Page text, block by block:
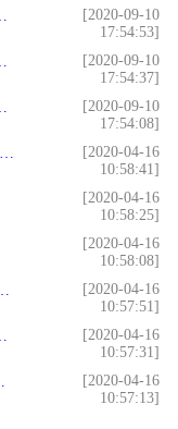
[2020-09-10
17:54:53]
[2020-09-10
17:54:37]
[2020-09-10
17:54:08]
[2020-04-16
10:58:41]
[2020-04-16
10:58:25]
[2020-04-16
10:58:08]
[2020-04-16
10:57:51]
[2020-04-16
10:57:31]
[2020-04-16
10:57:13]